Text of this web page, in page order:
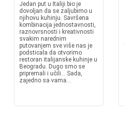
Jedan put u Italiji bio je
dovoljan da se zaljubimo u
njihovu kuhinju. Savršena
kombinacija jednostavnosti,
raznovrsnosti i kreativnosti
svakim narednim
putovanjem sve više nas je
podsticala da otvorimo
restoran italijanske kuhinje u
Beogradu. Dugo smo se
pripremali i učili... Sada,
zajedno sa vama...